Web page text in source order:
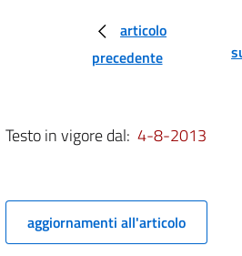
PRINCIPI
art. 3
art. 5
art. 6
articolo
precedente
Testo in vigore dal: 4-8-2013
aggiornamenti all'articolo